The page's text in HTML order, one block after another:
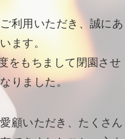
利用いただき、誠にあ
ます。
をもちまして閉園させ
りました。
顧いただき、たくさん